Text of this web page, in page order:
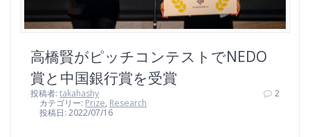
高橋賢がピッチコンテストでNEDO
賞と中国銀行賞を受賞
投稿者: takahashy
カテゴリー: Prize, Research
投稿日: 2022/07/16
2